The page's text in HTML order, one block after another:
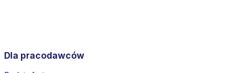
Dla pracodawców